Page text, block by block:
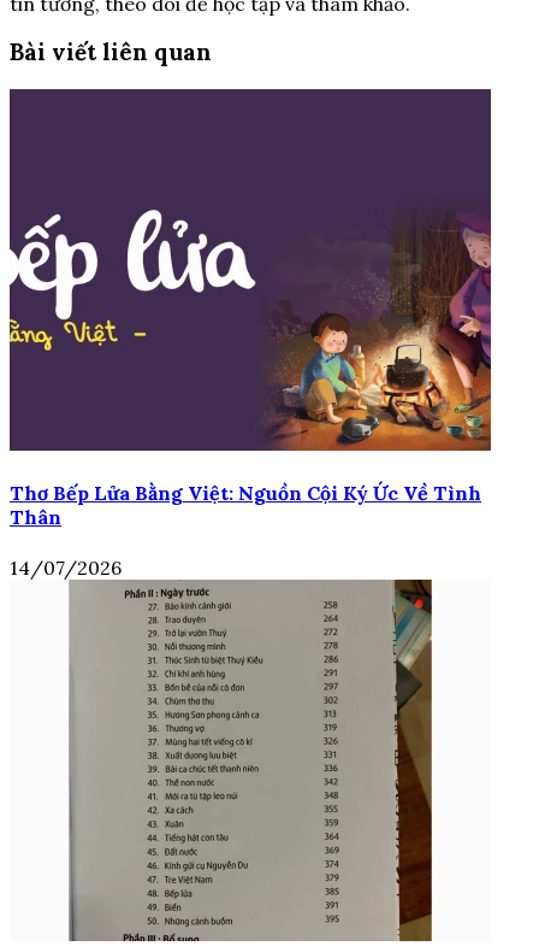
Bài viết liên quan
Thơ Bếp Lửa Bằng Việt: Nguồn Cội Ký Ức Về Tình
Thân
14/07/2026